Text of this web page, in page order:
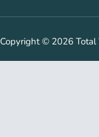
Copyright © 2026